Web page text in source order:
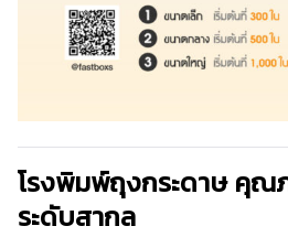
โรงพิมพ์ถุงกระดาษ คุณ
ระดับสากล